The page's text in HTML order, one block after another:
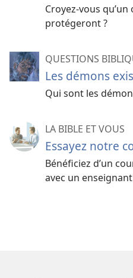
Croyez-​vous
protégeront ?
QUESTIONS
Les démons
Qui sont les
LA BIBLE ET VOUS
Essayez notre
Bénéficiez d’un
avec un